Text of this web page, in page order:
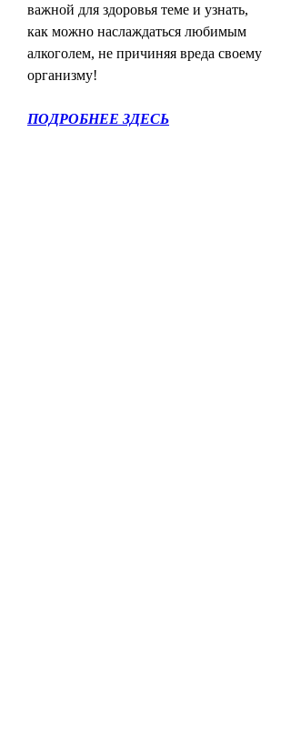
важной для здоровья теме и узнать,
как можно наслаждаться любимым
алкоголем, не причиняя вреда своему
организму!
ПОДРОБНЕЕ ЗДЕСЬ